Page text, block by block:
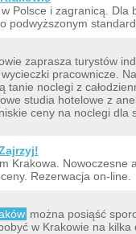
Polsce i zagranicą. Dla
podwyższonym
zaprasza turystów
pracownicze.
noclegi z
studia hotelowe z
ceny na noclegi dla
Krakowa. Nowoczesne
Rezerwacja on-line.
można posiąść
pobyć w Krakowie na kilka